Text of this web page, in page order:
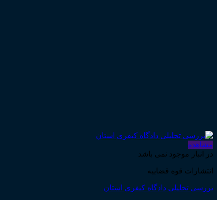
مشاهده
در انبار موجود نمی باشد
انتشارات قوه قضاییه
بررسی تحلیلی دادگاه کیفری استان